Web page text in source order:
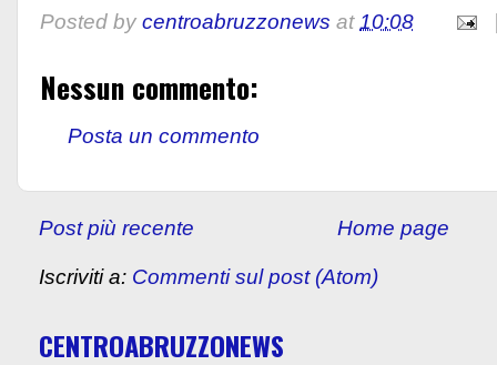
Posted by centroabruzzonews at10:08
Nessun commento:
Posta un commento
Post più recente Home page
Iscriviti a: Commenti sul post (Atom)
CENTROABRUZZONEWS